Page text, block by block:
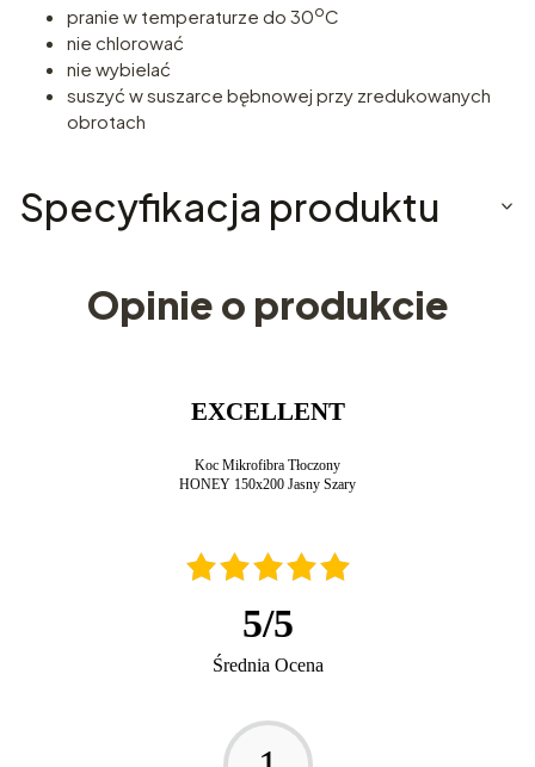
pranie w temperaturze do 30oC
nie chlorować
nie wybielać
suszyć w suszarce bębnowej przy zredukowanych
obrotach
Specyfikacja produktu
Opinie o produkcie
EXCELLENT
Koc Mikrofibra Tłoczony
HONEY 150x200 Jasny Szary
5/5
Średnia Ocena